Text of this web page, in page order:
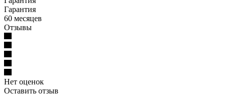
Гарантия
60 месяцев
Отзывы
Нет оценок
Оставить отзыв